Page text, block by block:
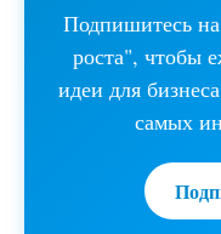
Подпишитесь
роста", чтобы
идеи для
самых